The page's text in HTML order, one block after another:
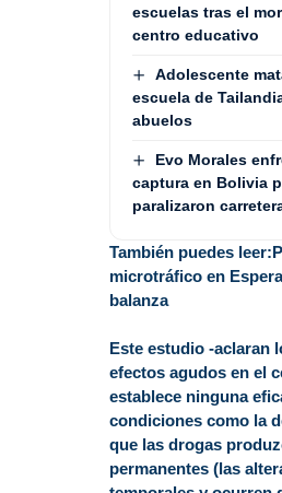
escuelas tras el
centro educativo
Adolescente
escuela de
abuelos
Evo Morales
captura en Bolivia
paralizaron
También puedes leer:
microtráfico en
balanza
Este estudio -aclaran
efectos agudos en el
establece ninguna
condiciones como la
que las drogas
permanentes (las